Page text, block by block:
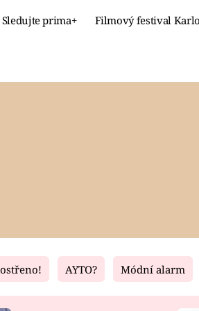
Sledujte prima+ Filmový festival
Living
AYTO? Módní alarm